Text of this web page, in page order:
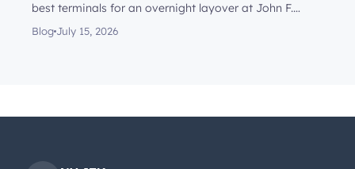
best terminals for an overnight layover at John F.
Kennedy Internationa...
Blog July 15, 2026